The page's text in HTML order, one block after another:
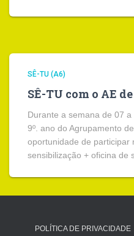
SÊ-TU (A6)
SÊ-TU com o AE
Durante a semana de 07
9º. ano do Agrupamento
oportunidade de participar
sensibilização + oficina de
POLÍTICA DE PRIVACIDADE